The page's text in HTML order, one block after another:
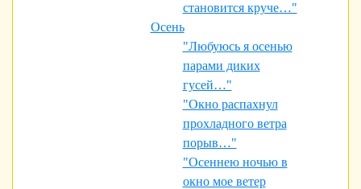
становится круче…"
Осень
"Любуюсь я осенью
парами диких
гусей…"
"Окно распахнул
прохладного ветра
порыв…"
"Осеннею ночью в
окно мое ветер